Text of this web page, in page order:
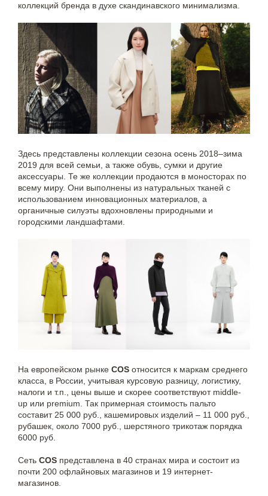
коллекций бренда в духе скандинавского минимализма.
Здесь представлены коллекции сезона осень 2018–зима
2019 для всей семьи, а также обувь, сумки и другие
аксессуары. Те же коллекции продаются в моносторах по
всему миру. Они выполнены из натуральных тканей с
использованием инновационных материалов, а
органичные силуэты вдохновлены природными и
городскими ландшафтами.
На европейском рынке COS относится к маркам среднего
класса, в России, учитывая курсовую разницу, логистику,
налоги и т.п., цены выше и скорее соответствуют middle-
up или premium. Так примерная стоимость пальто
составит 25 000 руб., кашемировых изделий – 11 000 руб.,
рубашек, около 7000 руб., шерстяного трикотаж порядка
6000 руб.
Сеть COS представлена в 40 странах мира и состоит из
почти 200 офлайновых магазинов и 19 интернет-
магазинов.